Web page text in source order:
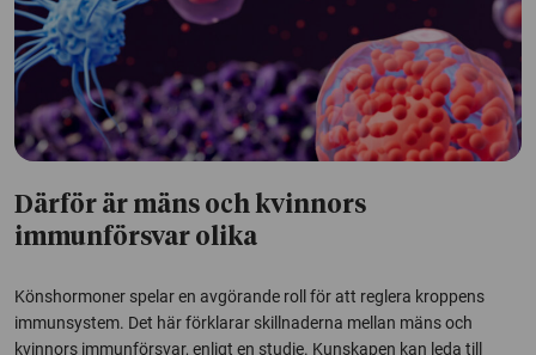
Därför är mäns och kvinnors
immunförsvar olika
Könshormoner spelar en avgörande roll för att reglera kroppens
immunsystem. Det här förklarar skillnaderna mellan mäns och
kvinnors immunförsvar, enligt en studie. Kunskapen kan leda till